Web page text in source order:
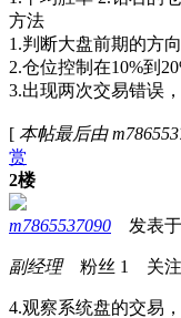
方法
1.判断大盘前期的方
2.仓位控制在10%到
3.出现两次交易错误
[ 本帖最后由
赏
2楼
m7865537090 发表于
副经理粉丝 1 关注
4.观察系统盘的交易